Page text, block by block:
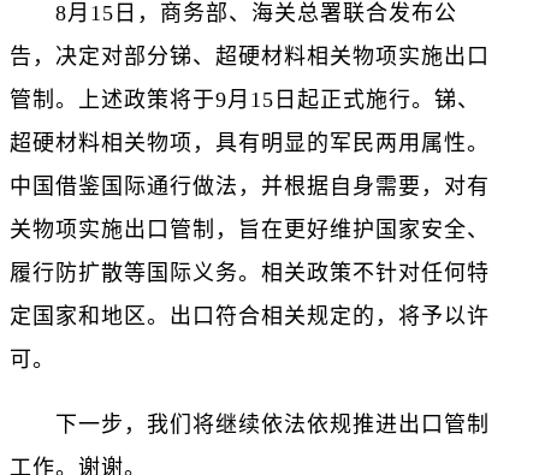
8月15日，商务部、海关总署联合发布公
告，决定对部分锑、超硬材料相关物项实施出口
管制。上述政策将于9月15日起正式施行。锑、
超硬材料相关物项，具有明显的军民两用属性。
中国借鉴国际通行做法，并根据自身需要，对有
关物项实施出口管制，旨在更好维护国家安全、
履行防扩散等国际义务。相关政策不针对任何特
定国家和地区。出口符合相关规定的，将予以许
可。
下一步，我们将继续依法依规推进出口管制
工作。谢谢。